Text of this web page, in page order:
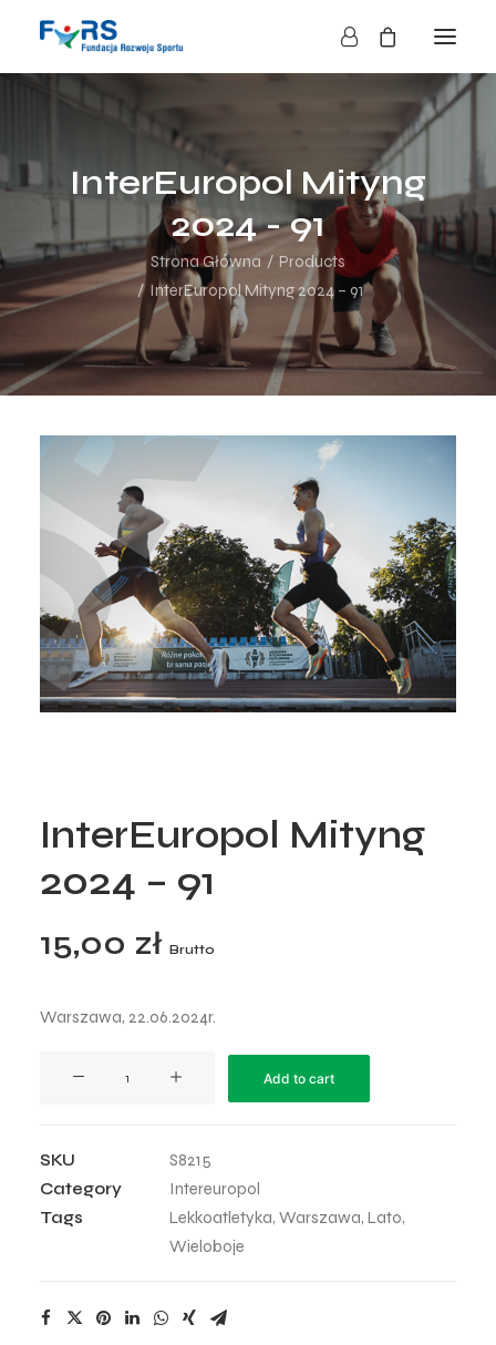
O FUNDACJI
DZIAŁALNOŚĆ
BLOG
KONTAKT
SKLEP
InterEuropol Mityng
2024 - 91
Strona Główna
Products
InterEuropol Mityng 2024 – 91
InterEuropol Mityng
2024 – 91
15,00 zł Brutto
Warszawa, 22.06.2024r.
-
91
quantity
Add to cart
SKU
S8215
Category
Intereuropol
Tags
Lekkoatletyka, Warszawa, Lato,
Wieloboje